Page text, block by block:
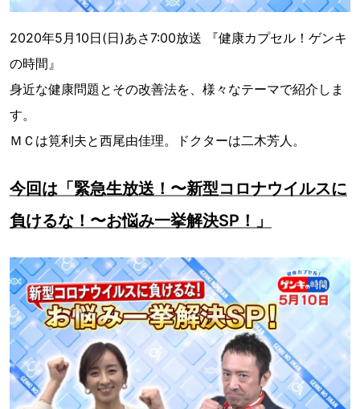
2020年5月10日(日)あさ7:00放送 『健康カプセル！ゲンキ
の時間』
身近な健康問題とその改善法を、様々なテーマで紹介しま
す。
ＭＣは筧利夫と西尾由佳理。ドクターは二木芳人。
今回は「緊急生放送！〜新型コロナウイルスに
負けるな！〜お悩み一挙解決SP！」